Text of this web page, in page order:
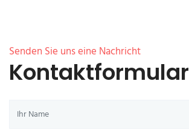
Senden Sie uns eine Nachricht
Kontaktformular